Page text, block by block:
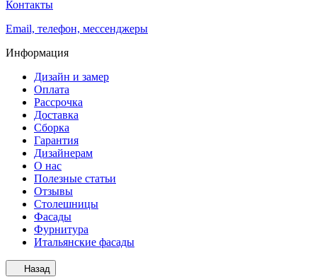
Контакты
Email, телефон, мессенджеры
Информация
Дизайн и замер
Оплата
Рассрочка
Доставка
Сборка
Гарантия
Дизайнерам
О нас
Полезные статьи
Отзывы
Столешницы
Фасады
Фурнитура
Итальянские фасады
Назад